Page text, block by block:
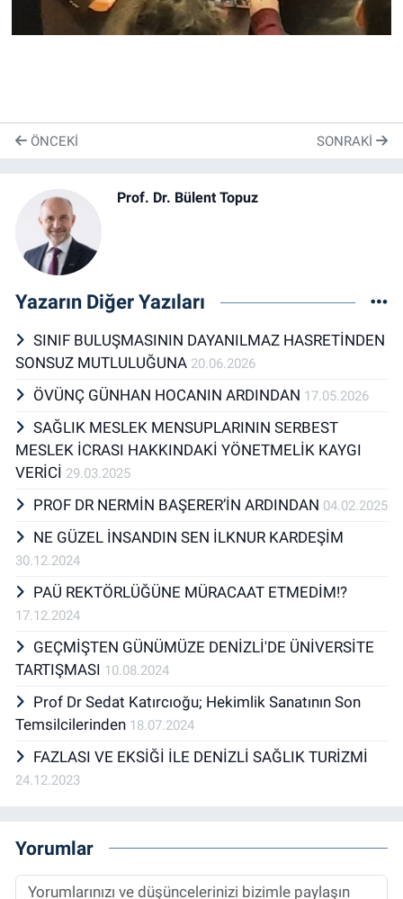
ÖNCEKI SONRAKI
Prof. Dr. Bülent Topuz
Yazarın Diğer Yazıları
SINIF BULUŞMASININ DAYANILMAZ HASRETİNDEN
SONSUZ MUTLULUĞUNA 20.06.2026
ÖVÜNÇ GÜNHAN HOCANIN ARDINDAN 17.05.2026
SAĞLIK MESLEK MENSUPLARININ SERBEST
MESLEK İCRASI HAKKINDAKİ YÖNETMELİK KAYGI
VERİCİ 29.03.2025
PROF DR NERMİN BAŞERER’İN ARDINDAN 04.02.2025
NE GÜZEL İNSANDIN SEN İLKNUR KARDEŞİM
30.12.2024
PAÜ REKTÖRLÜĞÜNE MÜRACAAT ETMEDİM!?
17.12.2024
GEÇMİŞTEN GÜNÜMÜZE DENİZLİ'DE ÜNİVERSİTE
TARTIŞMASI 10.08.2024
Prof Dr Sedat Katırcıoğu; Hekimlik Sanatının Son
Temsilcilerinden 18.07.2024
FAZLASI VE EKSİĞİ İLE DENİZLİ SAĞLIK TURİZMİ
24.12.2023
Yorumlar